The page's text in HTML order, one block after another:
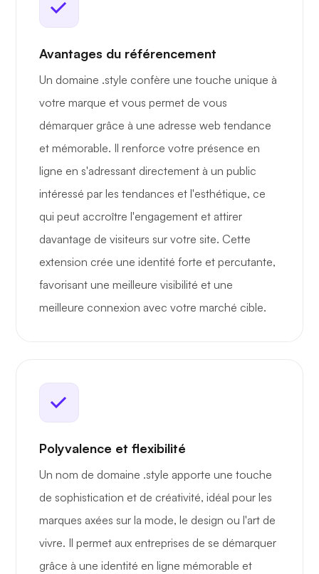
Avantages du référencement
Un domaine .style confère une touche unique à
votre marque et vous permet de vous
démarquer grâce à une adresse web tendance
et mémorable. Il renforce votre présence en
ligne en s'adressant directement à un public
intéressé par les tendances et l'esthétique, ce
qui peut accroître l'engagement et attirer
davantage de visiteurs sur votre site. Cette
extension crée une identité forte et percutante,
favorisant une meilleure visibilité et une
meilleure connexion avec votre marché cible.
Polyvalence et flexibilité
Un nom de domaine .style apporte une touche
de sophistication et de créativité, idéal pour les
marques axées sur la mode, le design ou l'art de
vivre. Il permet aux entreprises de se démarquer
grâce à une identité en ligne mémorable et